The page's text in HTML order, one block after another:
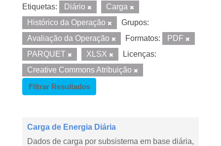
Etiquetas: Diário
Carga
Histórico da Operação
Grupos:
Avaliação da Operação
Formatos:
PDF
PARQUET
XLSX
Licenças:
Creative Commons Atribuição
Filtrar Resultados
Carga de Energia Diária
Dados de carga por subsistema em base diária,